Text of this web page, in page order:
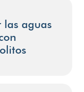
las aguas